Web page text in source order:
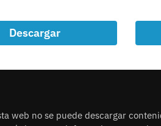
Descargar
web no se puede descargar